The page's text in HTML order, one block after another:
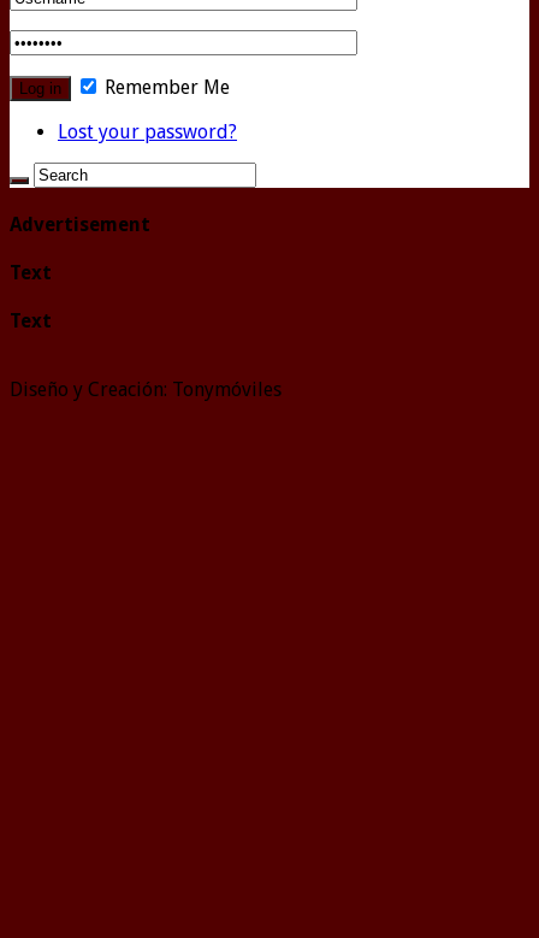
Remember Me
Lost your password?
Advertisement
Text
Text
Diseño y Creación: Tonymóviles